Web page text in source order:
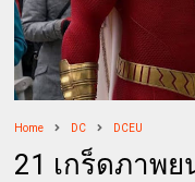
Home DC DCEU
21 เกร็ดภาพ